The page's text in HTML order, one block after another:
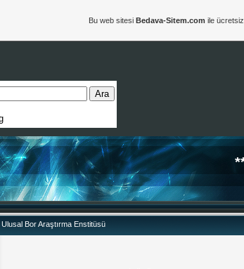
Ulusal Bor Araştırma Enstitüsü
Bu web sitesi Bedava-Sitem.com ile